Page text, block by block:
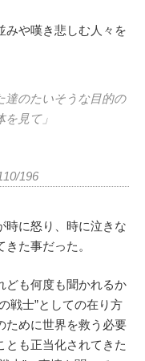
みや嘆き悲しむ人々を
達のたいそうな目的の
見て」
196
時に怒り、時に泣きな
た事だった。
ども何度も聞かれるか
戦士”としての在り方
ために世界を救う必要
とも正当化されてきた